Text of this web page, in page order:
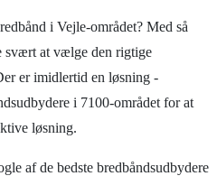
i Vejle-området? Med så
svært at vælge den rigtige
er imidlertid en løsning -
i 7100-området for at
løsning.
af de bedste bredbåndsudbydere